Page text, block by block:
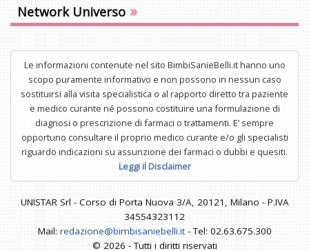
Network Universo »
Le informazioni contenute nel sito BimbiSanieBelli.it hanno uno
scopo puramente informativo e non possono in nessun caso
sostituirsi alla visita specialistica o al rapporto diretto tra paziente
e medico curante né possono costituire una formulazione di
diagnosi o prescrizione di farmaci o trattamenti. E’ sempre
opportuno consultare il proprio medico curante e/o gli specialisti
riguardo indicazioni su assunzione dei farmaci o dubbi e quesiti.
Leggi il Disclaimer
UNISTAR Srl - Corso di Porta Nuova 3/A, 20121, Milano - P.IVA
34554323112
Mail: redazione@bimbisaniebelli.it- Tel: 02.63.675.300
© 2026 - Tutti i diritti riservati